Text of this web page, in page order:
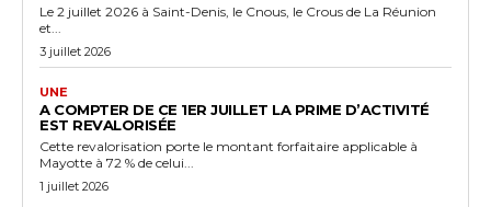
Le 2 juillet 2026 à Saint-Denis, le Cnous, le Crous de La Réunion
et...
3 juillet 2026
UNE
A COMPTER DE CE 1ER JUILLET LA PRIME D’ACTIVITÉ
EST REVALORISÉE
Cette revalorisation porte le montant forfaitaire applicable à
Mayotte à 72 % de celui...
1 juillet 2026